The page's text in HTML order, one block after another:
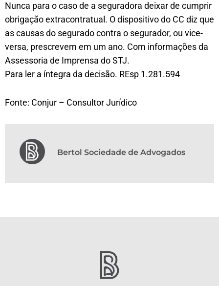
Nunca para o caso de a seguradora deixar de cumprir
obrigação extracontratual. O dispositivo do CC diz que
as causas do segurado contra o segurador, ou vice-
versa, prescrevem em um ano. Com informações da
Assessoria de Imprensa do STJ.
Para ler a íntegra da decisão. REsp 1.281.594
Fonte: Conjur – Consultor Jurídico
Bertol Sociedade de Advogados